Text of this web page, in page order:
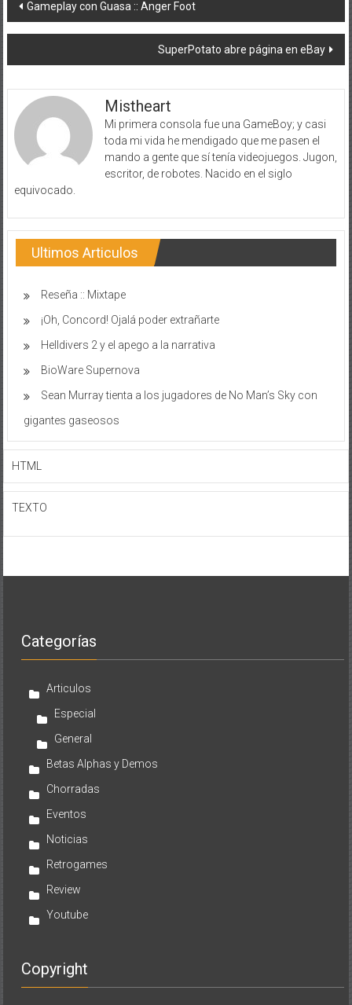
de
entradas
Gameplay con Guasa :: Anger Foot
SuperPotato abre página en eBay
Mistheart
Mi primera consola fue una GameBoy; y casi
toda mi vida he mendigado que me pasen el
mando a gente que sí tenía videojuegos. Jugon,
escritor, de robotes. Nacido en el siglo
equivocado.
Ultimos Articulos
Reseña :: Mixtape
¡Oh, Concord! Ojalá poder extrañarte
Helldivers 2 y el apego a la narrativa
BioWare Supernova
Sean Murray tienta a los jugadores de No Man’s Sky con
gigantes gaseosos
HTML
TEXTO
Categorías
Articulos
Especial
General
Betas Alphas y Demos
Chorradas
Eventos
Noticias
Retrogames
Review
Youtube
Copyright